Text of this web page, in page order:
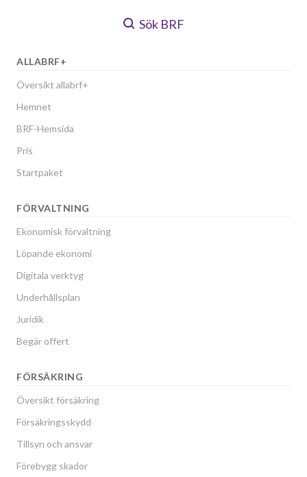
Sök BRF
ALLABRF+
Översikt allabrf+
Hemnet
BRF-Hemsida
Pris
Startpaket
FÖRVALTNING
Ekonomisk förvaltning
Löpande ekonomi
Digitala verktyg
Underhållsplan
Juridik
Begär offert
FÖRSÄKRING
Översikt försäkring
Försäkringsskydd
Tillsyn och ansvar
Förebygg skador